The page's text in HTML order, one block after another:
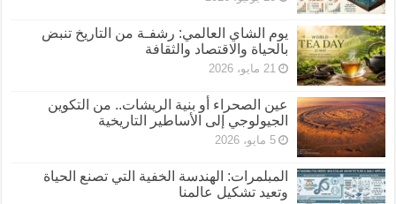
يوم الشاي العالمي: رشفـة من التاريخ تنبض
بالحياة والاقتصاد والثقافة
21 مايو، 2026
عين الصحراء أو بنية الريشات.. من التكوين
الجيولوجي إلى الأساطير التاريخية
5 مايو، 2026
المبلمرات: الهندسة الخفية التي تصنع الحياة
وتعيد تشكيل عالمنا